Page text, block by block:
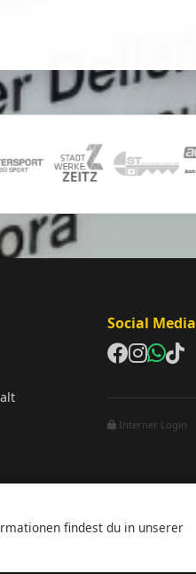
Social Media
Interner Login
findest du in unserer